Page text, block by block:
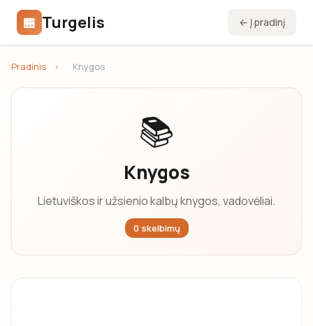
🏪 Turgelis ← Į pradinį
Pradinis › Knygos
📚
Knygos
Lietuviškos ir užsienio kalbų knygos, vadovėliai.
0 skelbimų